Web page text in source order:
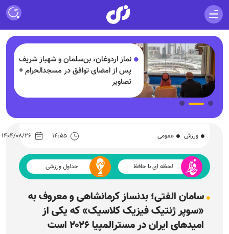
بازداشت مرد مسلح در باشگاه گلف
ترامپ؛ پلیس از کشف سلاح و
یادداشت‌های مشکوک خبر داد!
ورزش عمومی ۱۴:۵۵ ۱۴۰۴/۰۸/۲۶
لحظه ای با حافظ جداول ورزشی
سامان الفتی؛ بدنساز کرمانشاهی و معروف به
«سوپر ژنتیک فیزیک کلاسیک» که یکی از
امید‌های ایران در مسترالمپیا ۲۰۲۶ است